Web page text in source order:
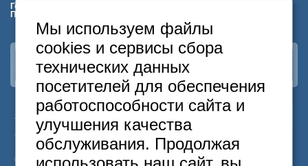
Гостиный двор на
Полянке
Наша группа ВКонтакте
Москва
Санкт-Петербург
Бесплатный
+7 495 646-74-40
+7 812
418-22-18
8 800 222-58-32
© 2015 Hostels of Moscow. Все права защищены.
Мы используем файлы
cookies и сервисы сбора
технических данных
посетителей для обеспечения
работоспособности сайта и
улучшения качества
обслуживания. Продолжая